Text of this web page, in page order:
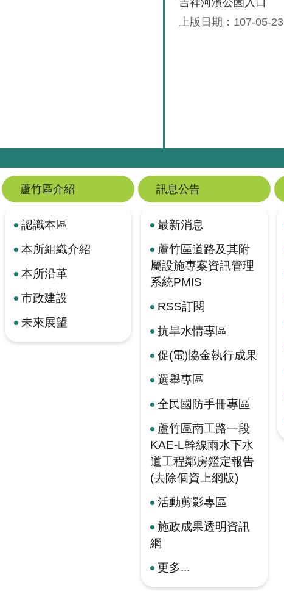
吉祥河濱公園入口
上版日期：107-05-23
蘆竹區介紹
認識本區
本所組織介紹
本所沿革
市政建設
未來展望
訊息公告
最新消息
蘆竹區道路及其附
屬設施專案資訊管理
系統PMIS
RSS訂閱
抗旱水情專區
促(電)協金執行成果
選舉專區
全民國防手冊專區
蘆竹區南工路一段
KAE-L幹線雨水下水
道工程鄰房鑑定報告
(去除個資上網版)
活動剪影專區
施政成果透明資訊
網
更多...